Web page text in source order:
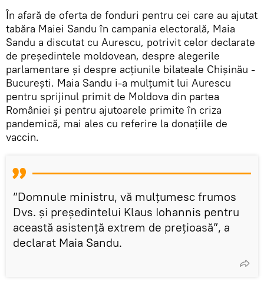
În afară de oferta de fonduri pentru cei care au ajutat
tabăra Maiei Sandu în campania electorală, Maia
Sandu a discutat cu Aurescu, potrivit celor declarate
de președintele moldovean, despre alegerile
parlamentare și despre acțiunile bilateale Chișinău -
București. Maia Sandu i-a mulțumit lui Aurescu
pentru sprijinul primit de Moldova din partea
României și pentru ajutoarele primite în criza
pandemică, mai ales cu referire la donațiile de
vaccin.
”Domnule ministru, vă mulțumesc frumos
Dvs. și președintelui Klaus Iohannis pentru
această asistență extrem de prețioasă”, a
declarat Maia Sandu.